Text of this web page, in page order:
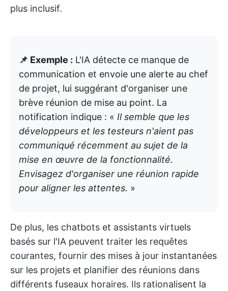
plus inclusif.
📌 Exemple : L'IA détecte ce manque de
communication et envoie une alerte au chef
de projet, lui suggérant d'organiser une
brève réunion de mise au point. La
notification indique : « Il semble que les
développeurs et les testeurs n'aient pas
communiqué récemment au sujet de la
mise en œuvre de la fonctionnalité.
Envisagez d'organiser une réunion rapide
pour aligner les attentes. »
De plus, les chatbots et assistants virtuels
basés sur l'IA peuvent traiter les requêtes
courantes, fournir des mises à jour instantanées
sur les projets et planifier des réunions dans
différents fuseaux horaires. Ils rationalisent la